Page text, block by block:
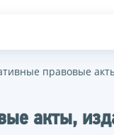
правовые
акты,